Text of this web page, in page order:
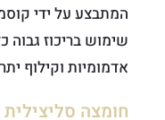
המתבצע על ידי
שימוש בריכוז גבוה
אדמומיות וקילוף
חומצה סליצילית 2%: מה היתרונות?